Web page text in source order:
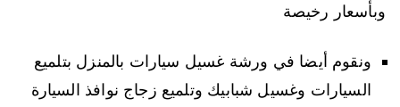
وبأسعار رخيصة
ونقوم أيضا في ورشة غسيل سيارات بالمنزل بتلميع
السيارات وغسيل شبابيك وتلميع زجاج نوافذ السيارة